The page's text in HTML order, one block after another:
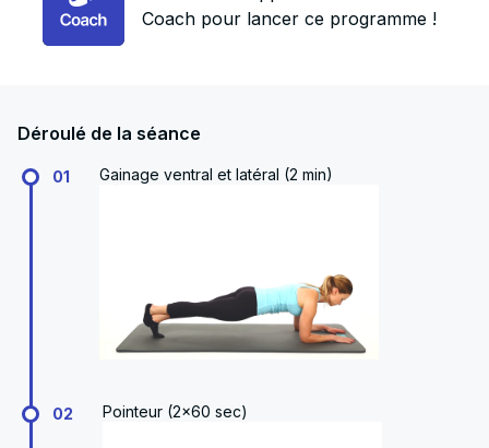
Coach pour lancer ce programme !
Déroulé de la séance
01 Gainage ventral et latéral (2 min)
02 Pointeur (2x60 sec)